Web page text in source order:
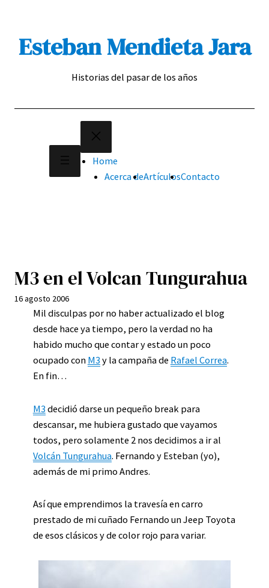
contenidoEsteban Mendieta Jara
Historias del pasar de los años
Home
Acerca deArtículosContacto
M3 en el Volcan Tungurahua
16 agosto 2006
Mil disculpas por no haber actualizado el blog
desde hace ya tiempo, pero la verdad no ha
habido mucho que contar y estado un poco
ocupado con M3 y la campaña de Rafael Correa.
En fin…
M3 decidió darse un pequeño break para
descansar, me hubiera gustado que vayamos
todos, pero solamente 2 nos decidimos a ir al
Volcán Tungurahua. Fernando y Esteban (yo),
además de mi primo Andres.
Así que emprendimos la travesía en carro
prestado de mi cuñado Fernando un Jeep Toyota
de esos clásicos y de color rojo para variar.